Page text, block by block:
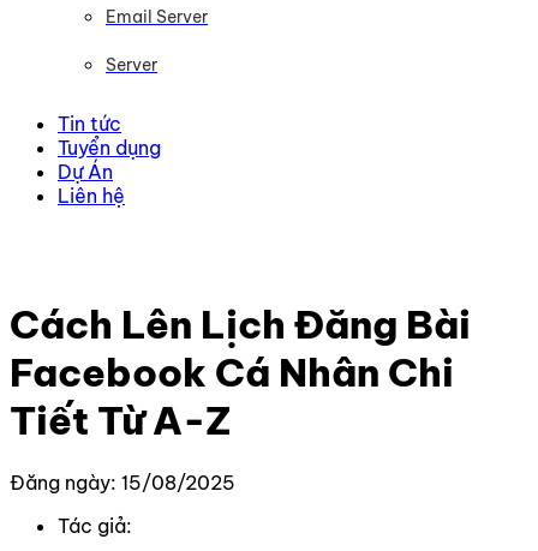
Email Server
Server
Tin tức
Tuyển dụng
Dự Án
Liên hệ
Cách Lên Lịch Đăng Bài
Facebook Cá Nhân Chi
Tiết Từ A-Z
Đăng ngày: 15/08/2025
Tác giả: